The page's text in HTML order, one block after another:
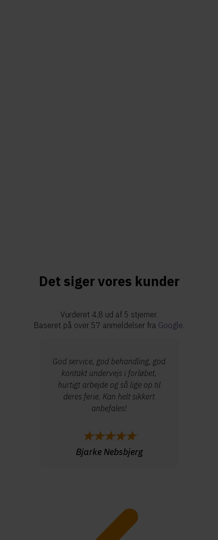
Det siger vores kunder
Vurderet 4,8 ud af 5 stjerner.
Baseret på over 57 anmeldelser fra Google.
God service, god behandling, god
kontakt undervejs i forløbet,
hurtigt arbejde og så lige op til
deres ferie. Kan helt sikkert
anbefales!
★★★★★
Bjarke Nebsbjerg